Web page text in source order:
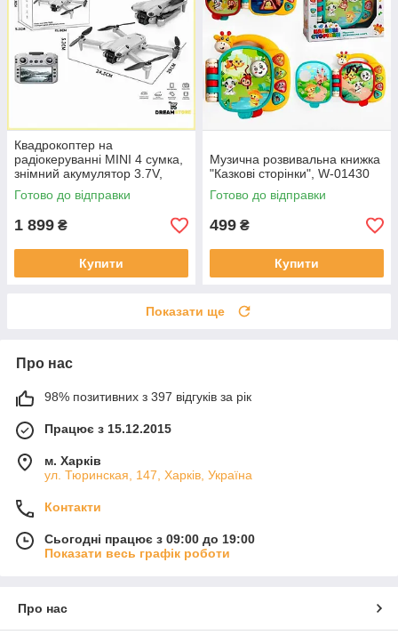
Квадрокоптер на
радіокеруванні MINI 4 сумка,
знімний акумулятор 3.7V,
пульт 2.4 GHz з екраном,
USB, headless, Wi-Fi
Готово до відправки
1 899 ₴
Купити
Музична розвивальна книжка
"Казкові сторінки", W-01430
Готово до відправки
499 ₴
Купити
Показати ще
Про нас
98% позитивних з 397 відгуків за рік
Працює з 15.12.2015
м. Харків
ул. Тюринская, 147, Харків, Україна
Контакти
Сьогодні працює з 09:00 до 19:00
Показати весь графік роботи
Про нас